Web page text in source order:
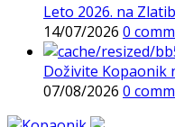
Leto 2026. na
14/07/2026 0
Doživite Kopaonik
07/08/2026 0